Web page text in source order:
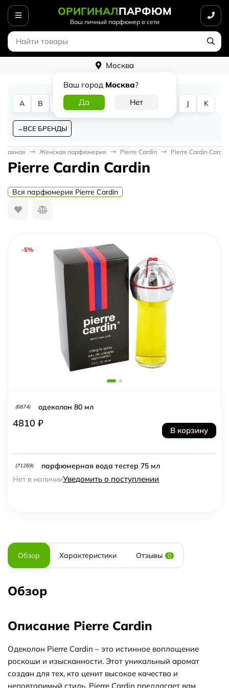
ОРИГИНАЛПАРФЮМ
Ваш личный парфюмер в сети
Москва
Ваш город Москва?
A B D G J K
ВСЕ БРЕНДЫ
Главная Женская парфюмерия Pierre Cardin Pierre Cardin Cardin
Pierre Cardin Cardin
Вся парфюмерия Pierre Cardin
-5%
(6874) одеколон 80 мл
4810 ₽
В корзину
(71269)
парфюмерная вода тестер 75 мл
Нет в наличииУведомить о поступлении
Обзор Характеристики Отзывы 0
Обзор
Описание Pierre Cardin
Одеколон Pierre Cardin – это истинное воплощение
роскоши и изысканности. Этот уникальный аромат
создан для тех, кто ценит высокое качество и
неповторимый стиль. Pierre Cardin предлагает вам